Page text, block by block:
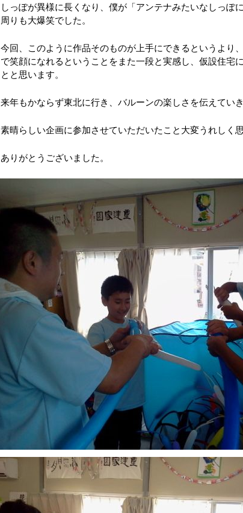
しっぽが異様に長くなり、僕が「アンテナみたいなしっぽ
周りも大爆笑でした。
今回、このように作品そのものが上手にできるというより
で笑顔になれるということをまた一段と実感し、仮設住宅
とと思います。
来年もかならず東北に行き、バルーンの楽しさを伝えてい
素晴らしい企画に参加させていただいたこと大変うれしく思
ありがとうございました。